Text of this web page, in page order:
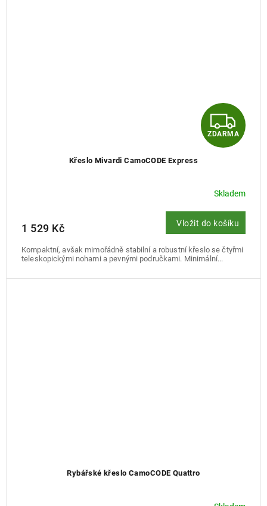
Z
D
R
M
A
ZDARMA
Křeslo Mivardi CamoCODE Express
Skladem
1 529 Kč Vložit do košíku
Kompaktní, avšak mimořádně stabilní a robustní křeslo se čtyřmi
teleskopickými nohami a pevnými područkami. Minimální...
Rybářské křeslo CamoCODE Quattro